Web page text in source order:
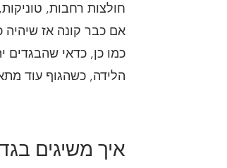
חולצות רחבות,
אם כבר קונה אז שיהיה
כמו כן, כדאי
הלידה, כשהגוף עוד
איך משיגים